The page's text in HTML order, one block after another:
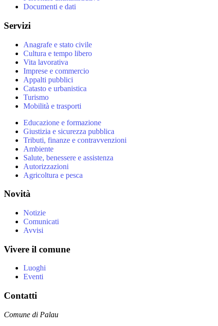
Documenti e dati
Servizi
Anagrafe e stato civile
Cultura e tempo libero
Vita lavorativa
Imprese e commercio
Appalti pubblici
Catasto e urbanistica
Turismo
Mobilità e trasporti
Educazione e formazione
Giustizia e sicurezza pubblica
Tributi, finanze e contravvenzioni
Ambiente
Salute, benessere e assistenza
Autorizzazioni
Agricoltura e pesca
Novità
Notizie
Comunicati
Avvisi
Vivere il comune
Luoghi
Eventi
Contatti
Comune di Palau